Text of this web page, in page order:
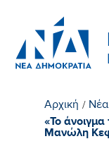
Αρχική / Νέα
«Το
Μανώλη